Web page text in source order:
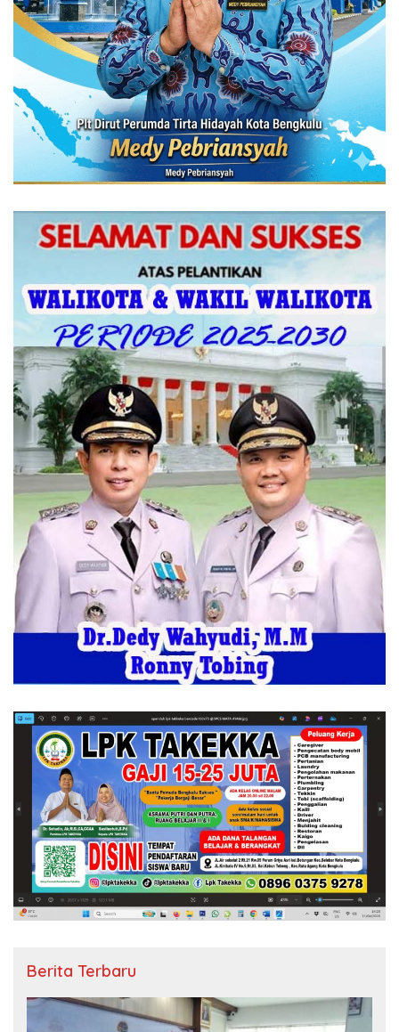
Berita Terbaru